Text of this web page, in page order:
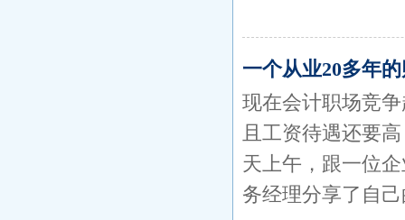
一个从业20多年
现在会计职场竞
且工资待遇还要
天上午，跟一位
务经理分享了自